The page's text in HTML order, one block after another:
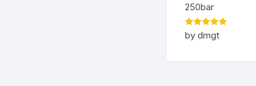
250bar
Rated5out
of 5
by dmgt